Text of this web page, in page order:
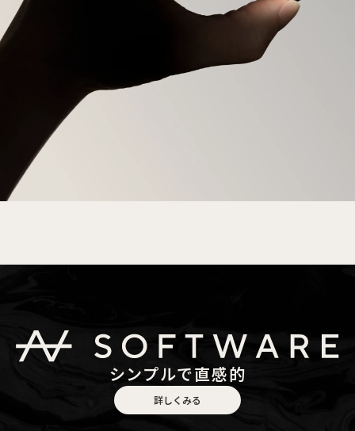
シンプルで直感的
詳しくみる